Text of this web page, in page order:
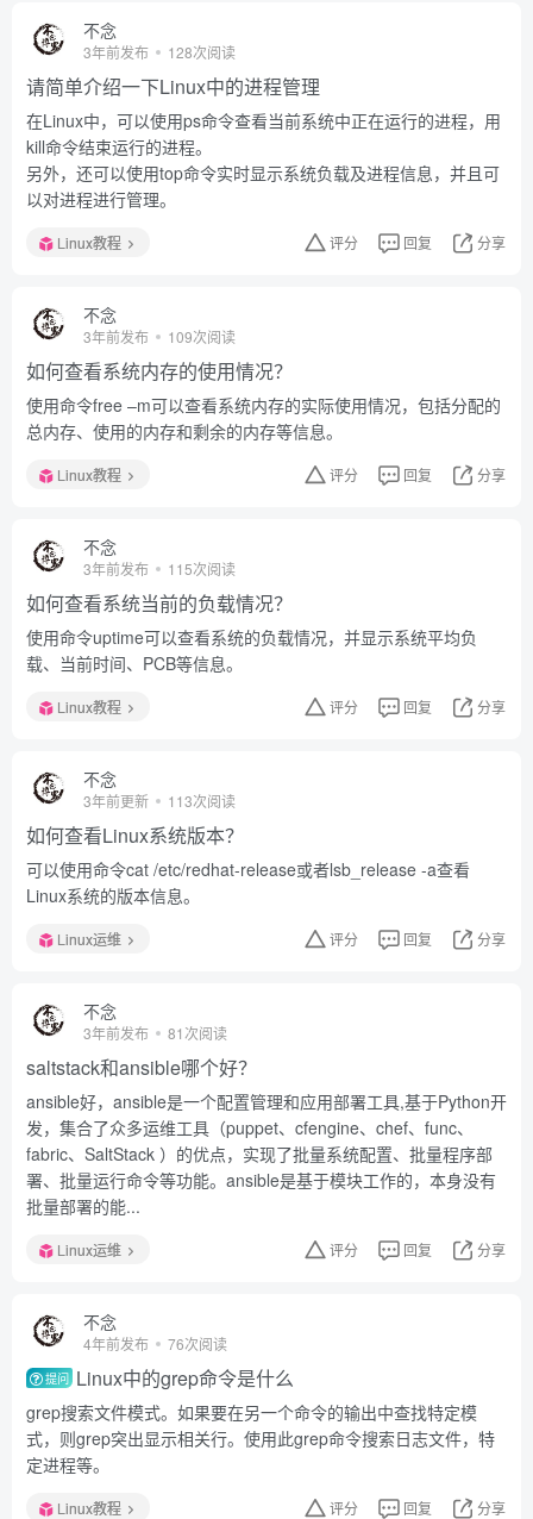
不念
3年前发布 128次阅读
请简单介绍一下Linux中的进程管理
在Linux中，可以使用ps命令查看当前系统中正在运行的进程，用
kill命令结束运行的进程。
另外，还可以使用top命令实时显示系统负载及进程信息，并且可
以对进程进行管理。
Linux教程 评分 回复 分享
不念
3年前发布 109次阅读
如何查看系统内存的使用情况？
使用命令free –m可以查看系统内存的实际使用情况，包括分配的
总内存、使用的内存和剩余的内存等信息。
Linux教程 评分 回复 分享
不念
3年前发布 115次阅读
如何查看系统当前的负载情况？
使用命令uptime可以查看系统的负载情况，并显示系统平均负
载、当前时间、PCB等信息。
Linux教程 评分 回复 分享
不念
3年前更新 113次阅读
如何查看Linux系统版本？
可以使用命令cat /etc/redhat-release或者lsb_release -a查看
Linux系统的版本信息。
Linux运维 评分 回复 分享
不念
3年前发布 81次阅读
saltstack和ansible哪个好？
ansible好，ansible是一个配置管理和应用部署工具,基于Python开
发，集合了众多运维工具（puppet、cfengine、chef、func、
fabric、SaltStack ）的优点，实现了批量系统配置、批量程序部
署、批量运行命令等功能。ansible是基于模块工作的，本身没有
批量部署的能...
Linux运维 评分 回复 分享
不念
4年前发布 76次阅读
提问 Linux中的grep命令是什么
grep搜索文件模式。如果要在另一个命令的输出中查找特定模
式，则grep突出显示相关行。使用此grep命令搜索日志文件，特
定进程等。
Linux教程 评分 回复 分享